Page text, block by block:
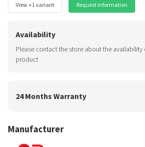
View +1 variant Request information
Availability
Please contact the store about the availability
product
24 Months Warranty
Manufacturer